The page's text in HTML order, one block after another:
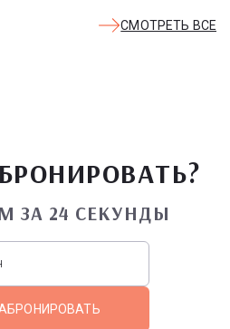
СМОТРЕТЬ ВСЕ
ЗА 24 СЕКУНДЫ